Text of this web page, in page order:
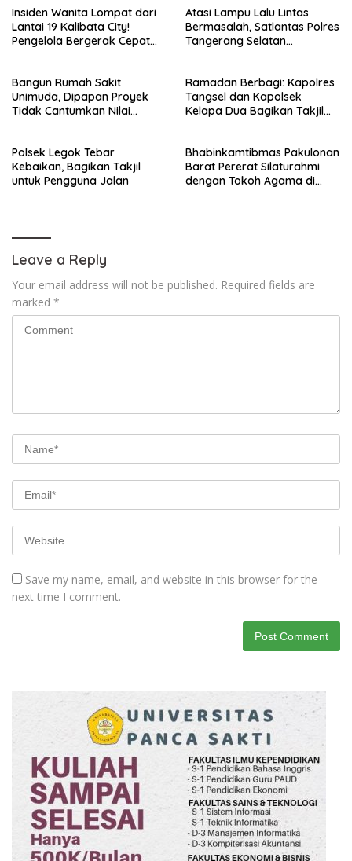
Insiden Wanita Lompat dari
Lantai 19 Kalibata City!
Pengelola Bergerak Cepat
Atasi Lampu Lalu Lintas
Bermasalah, Satlantas Polres
Tangerang Selatan
Bangun Rumah Sakit
Unimuda, Dipapan Proyek
Tidak Cantumkan Nilai
Ramadan Berbagi: Kapolres
Tangsel dan Kapolsek
Kelapa Dua Bagikan Takjil
Polsek Legok Tebar
Kebaikan, Bagikan Takjil
untuk Pengguna Jalan
Bhabinkamtibmas Pakulonan
Barat Pererat Silaturahmi
dengan Tokoh Agama di
Leave a Reply
Your email address will not be published. Required fields are
marked *
Save my name, email, and website in this browser for the
next time I comment.